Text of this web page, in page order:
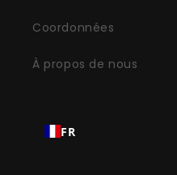
Coordonnées
À propos de nous
FR